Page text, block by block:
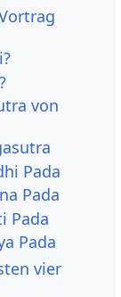
von
Pada
Pada
Pada
Pada
vier